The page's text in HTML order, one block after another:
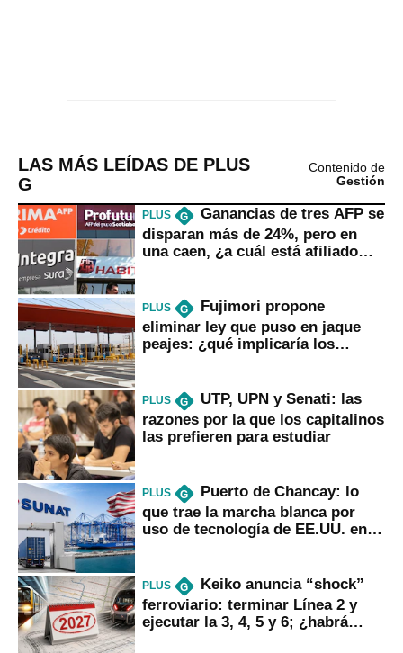
LAS MÁS LEÍDAS DE PLUS
G
Contenido de
Gestión
PLUS G
Ganancias de tres AFP se
disparan más de 24%, pero en
una caen, ¿a cuál está afiliado
PLUS G
Fujimori propone
eliminar ley que puso en jaque
peajes: ¿qué implicaría los
PLUS G
UTP, UPN y Senati: las
razones por la que los capitalinos
las prefieren para estudiar
PLUS G
Puerto de Chancay: lo
que trae la marcha blanca por
uso de tecnología de EE.UU. en
PLUS G
Keiko anuncia “shock”
ferroviario: terminar Línea 2 y
ejecutar la 3, 4, 5 y 6; ¿habrá